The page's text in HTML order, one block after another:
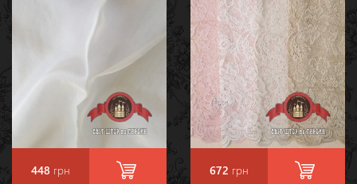
448 грн 672 грн